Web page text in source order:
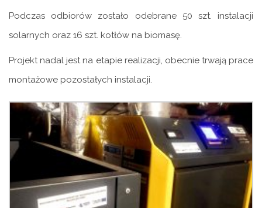
Podczas odbiorów zostało odebrane 50 szt. instalacji
solarnych oraz 16 szt. kotłów na biomasę.
Projekt nadal jest na etapie realizacji, obecnie trwają prace
montażowe pozostałych instalacji.